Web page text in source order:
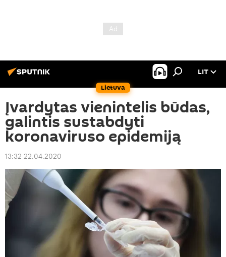
Lietuva
LIT
Įvardytas vienintelis būdas,
galintis sustabdyti
koronaviruso epidemiją
13:32 22.04.2020